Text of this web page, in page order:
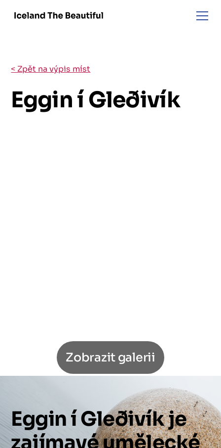
< Zpět na výpis míst
Eggin í Gleðivík
Zobrazit galerii
EgginíGleðivíkje
zajímavéumělecké